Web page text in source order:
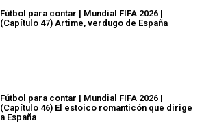
Fútbol para contar | Mundial FIFA 2026 |
(Capítulo 47) Artime, verdugo de España
Fútbol para contar | Mundial FIFA 2026 |
(Capítulo 46) El estoico romanticón que dirige
a España